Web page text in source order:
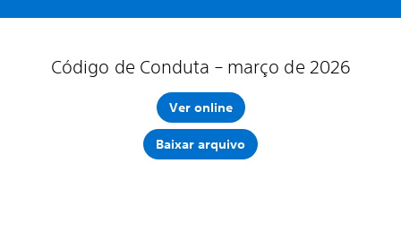
Código de Conduta – março de 2026
Ver online
Baixar arquivo